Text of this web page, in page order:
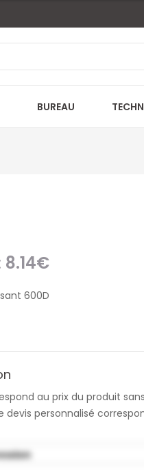
BUREAU
8.14€
600D
au prix du produit
devis personnalisé